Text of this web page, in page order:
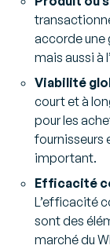
accorde une
mais aussi à
Viabilité
court et à
pour les
fournisseurs
important.
Efficacité
L’efficacité
sont des
marché du